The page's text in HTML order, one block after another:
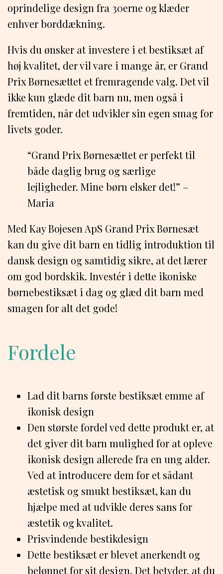
oprindelige design fra 30erne og klæder
enhver borddækning.
Hvis du ønsker at investere i et bestiksæt af
høj kvalitet, der vil vare i mange år, er Grand
Prix Børnesættet et fremragende valg. Det vil
ikke kun glæde dit barn nu, men også i
fremtiden, når det udvikler sin egen smag for
livets goder.
“Grand Prix Børnesættet er perfekt til
både daglig brug og særlige
lejligheder. Mine børn elsker det!” –
Maria
Med Kay Bojesen ApS Grand Prix Børnesæt
kan du give dit barn en tidlig introduktion til
dansk design og samtidig sikre, at det lærer
om god bordskik. Investér i dette ikoniske
børnebestiksæt i dag og glæd dit barn med
smagen for alt det gode!
Fordele
Lad dit barns første bestiksæt emme af
ikonisk design
Den største fordel ved dette produkt er, at
det giver dit barn mulighed for at opleve
ikonisk design allerede fra en ung alder.
Ved at introducere dem for et sådant
æstetisk og smukt bestiksæt, kan du
hjælpe med at udvikle deres sans for
æstetik og kvalitet.
Prisvindende bestikdesign
Dette bestiksæt er blevet anerkendt og
belønnet for sit design. Det betyder, at du